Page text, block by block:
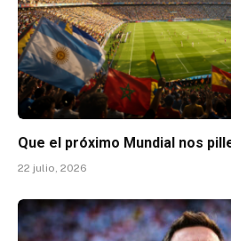
Que el próximo Mundial nos
22 julio, 2026